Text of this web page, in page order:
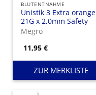
BLUTENTNAHME
Unistik 3 Extra orange
21G x 2,0mm Safety
Megro
11,95€
ZUR MERKLISTE